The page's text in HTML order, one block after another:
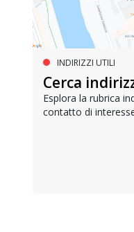
INDIRIZZI UTILI
Cerca
Esplora la rubrica
contatto di